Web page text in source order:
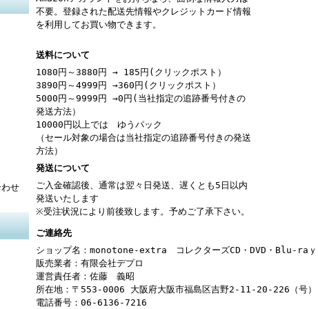
せ
不要。登録された配送先情報やクレジットカード情報
を利用してお買い物できます。
送料について
1080円～3880円 → 185円(クリックポスト）
3890円～4999円 →360円(クリックポスト）
5000円～9999円 →0円(当社指定の追跡番号付きの
発送方法）
10000円以上では ゆうパック
（セール対象の場合は当社指定の追跡番号付きの発送
方法）
発送について
ご入金確認後、通常は翌々日発送、遅くとも5日以内
発送いたします
※受注状況により前後致します。予めご了承下さい。
ご連絡先
ショップ名：monotone-extra コレクターズCD・DVD・Blu-raｙ
販売業者：有限会社デプロ
運営責任者：佐藤 義昭
所在地：〒553-0006 大阪府大阪市福島区吉野2-11-20-226（号）
電話番号：06-6136-7216